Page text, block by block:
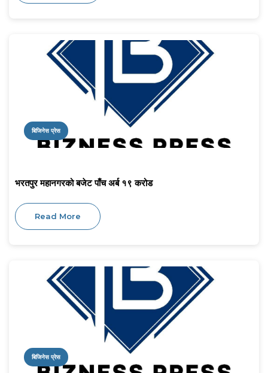
बिजिनेस प्रेस
भरतपुर महानगरको बजेट पाँच अर्ब १९ करोड
Read More
बिजिनेस प्रेस